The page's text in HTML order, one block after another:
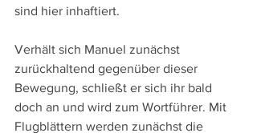
sind hier inhaftiert.
Verhält sich Manuel zunächst
zurückhaltend gegenüber dieser
Bewegung, schließt er sich ihr bald
doch an und wird zum Wortführer. Mit
Flugblättern werden zunächst die